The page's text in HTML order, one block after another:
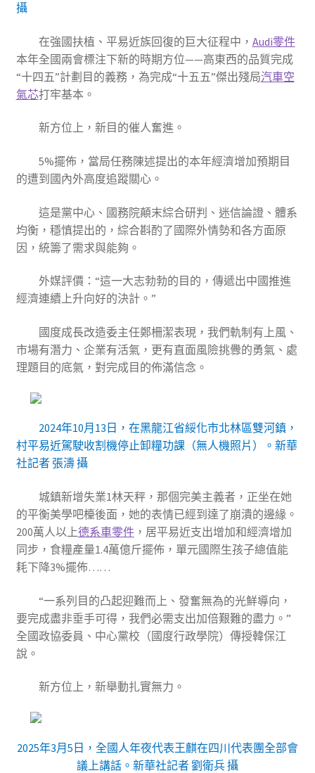
攝
在強國扶植、平易近族回復的巨大征程中， Audi零件
本年全國兩會標注下新的時期方位——高東西的品質完成
“十四五”計劃目的義務，為完成“十五五”傑出殘局汽車空
氣芯打牢基本。
新方位上，新目的催人奮進。
5%擺佈，當局任務陳述提出的本年經濟增加預期目
的遭到國內外高度追蹤關心。
這是黨中心、國務院顛末綜合研判、迷信論證、體系
均衡，穩慎提出的，綜合斟酌了國際外情勢和各方面原
因，統籌了需求與能夠。
外媒評價：“這一大志勃勃的目的，傳遞出中國推進
經濟連續上升向好的決計。”
國度成長改造委主任鄭柵潔表現，我們軌制有上風、
市場有潛力、企業有活氣，更有直面風險挑釁的勇氣、處
理題目的底氣，對完成目的佈滿信念。
2024年10月13日，在黑龍江省綏化市北林區雙河鎮，
村平易近駕駛收割機停止卸糧功課（無人機照片）。新華
社記者 張濤 攝
城鎮新增失業1林天秤，那個完美主義者，正坐在她
的平衡美學吧檯後面，她的表情已經到達了崩潰的邊緣。
200萬人以上德系車零件，居平易近支出增加和經濟增加
同步，食糧產量1.4萬億斤擺佈，單元國際生孩子總值能
耗下降3%擺佈……
“一系列目的凸起迎難而上、發奮無為的光鮮導向，
要完成盡非垂手可得，我們必需支出加倍艱難的盡力。”
全國政協委員、中心黨校（國度行政學院）傳授韓保江
說。
新方位上，新舉動扎實無力。
2025年3月5日，全國人年夜代表王麒在四川代表團全部會
議上講話。新華社記者 劉衛兵 攝